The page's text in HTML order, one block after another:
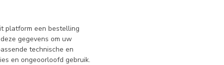
platform een bestelling
gegevens om uw
technische en
en ongeoorloofd gebruik.